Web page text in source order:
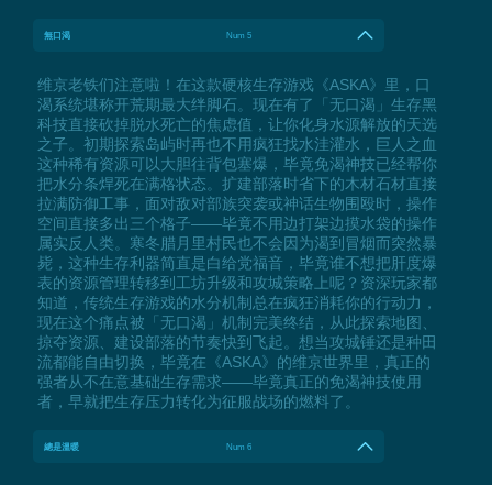
無口渴 Num 5
维京老铁们注意啦！在这款硬核生存游戏《ASKA》里，口
渴系统堪称开荒期最大绊脚石。现在有了「无口渴」生存黑
科技直接砍掉脱水死亡的焦虑值，让你化身水源解放的天选
之子。初期探索岛屿时再也不用疯狂找水洼灌水，巨人之血
这种稀有资源可以大胆往背包塞爆，毕竟免渴神技已经帮你
把水分条焊死在满格状态。扩建部落时省下的木材石材直接
拉满防御工事，面对敌对部族突袭或神话生物围殴时，操作
空间直接多出三个格子——毕竟不用边打架边摸水袋的操作
属实反人类。寒冬腊月里村民也不会因为渴到冒烟而突然暴
毙，这种生存利器简直是白给党福音，毕竟谁不想把肝度爆
表的资源管理转移到工坊升级和攻城策略上呢？资深玩家都
知道，传统生存游戏的水分机制总在疯狂消耗你的行动力，
现在这个痛点被「无口渴」机制完美终结，从此探索地图、
掠夺资源、建设部落的节奏快到飞起。想当攻城锤还是种田
流都能自由切换，毕竟在《ASKA》的维京世界里，真正的
强者从不在意基础生存需求——毕竟真正的免渴神技使用
者，早就把生存压力转化为征服战场的燃料了。
總是溫暖 Num 6